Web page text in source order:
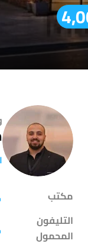
مكتب
التليفون
المحمول